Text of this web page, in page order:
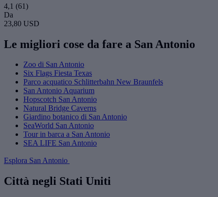
4,1 (61)
Da
23,80 USD
Le migliori cose da fare a San Antonio
Zoo di San Antonio
Six Flags Fiesta Texas
Parco acquatico Schlitterbahn New Braunfels
San Antonio Aquarium
Hopscotch San Antonio
Natural Bridge Caverns
Giardino botanico di San Antonio
SeaWorld San Antonio
Tour in barca a San Antonio
SEA LIFE San Antonio
Esplora San Antonio
Città negli Stati Uniti